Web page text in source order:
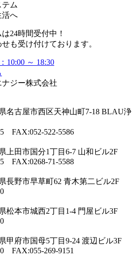
ム
活へ
24時間受付中！
も受け付けております。
10:00 ～ 18:30
名古屋市西区天神山町7-18 BLAU浄
FAX:052-522-5586
上田市国分1丁目6-7 山和ビル2F
FAX:0268-71-5588
長野市早草町62 青木第二ビル2F
松本市城西2丁目1-4 門屋ビル3F
甲府市国母5丁目9-24 渡辺ビル3F
FAX:055-269-9151